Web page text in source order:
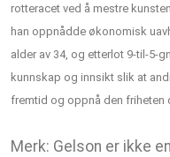
rotteracet ved å mestre
han oppnådde økonomisk
alder av 34, og etterlot 9-til-5-
kunnskap og innsikt slik at
fremtid og oppnå den friheten
Merk: Gelson er ikke